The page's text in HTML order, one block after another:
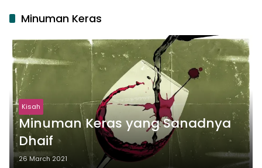
Minuman Keras
Kisah
Minuman Keras yang Sanadnya
Dhaif
26 March 2021